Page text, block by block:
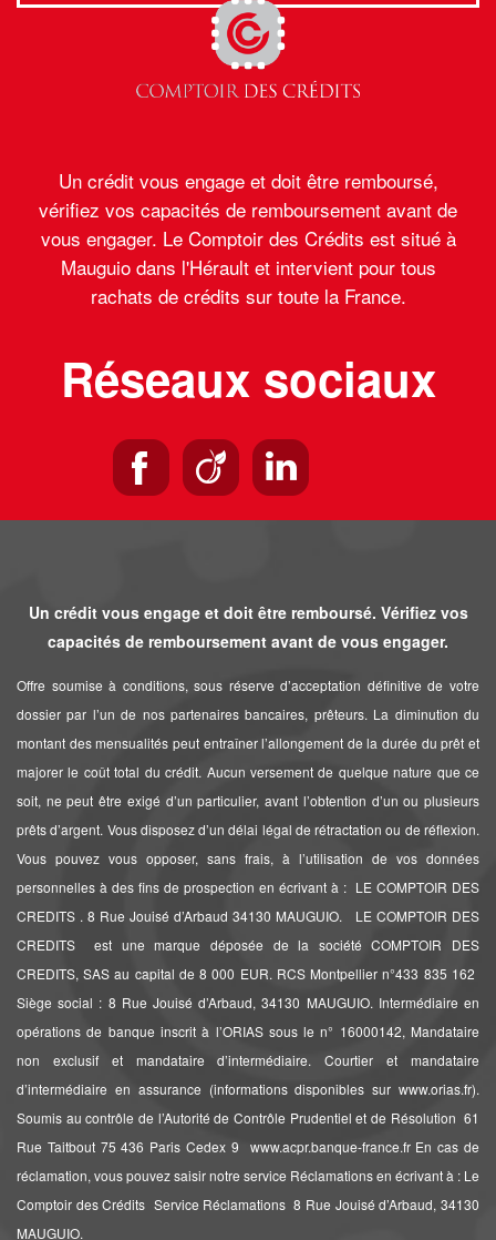
Un crédit vous engage et doit être remboursé,
vérifiez vos capacités de remboursement avant de
vous engager. Le Comptoir des Crédits est situé à
Mauguio dans l'Hérault et intervient pour tous
rachats de crédits sur toute la France.
Réseaux sociaux
Un crédit vous engage et doit être remboursé. Vérifiez vos
capacités de remboursement avant de vous engager.
Offre soumise à conditions, sous réserve d’acceptation définitive de votre
dossier par l’un de nos partenaires bancaires, prêteurs. La diminution du
montant des mensualités peut entraîner l’allongement de la durée du prêt et
majorer le coût total du crédit. Aucun versement de quelque nature que ce
soit, ne peut être exigé d’un particulier, avant l’obtention d’un ou plusieurs
prêts d’argent. Vous disposez d’un délai légal de rétractation ou de réflexion.
Vous pouvez vous opposer, sans frais, à l’utilisation de vos données
personnelles à des fins de prospection en écrivant à : LE COMPTOIR DES
CREDITS . 8 Rue Jouisé d’Arbaud 34130 MAUGUIO. LE COMPTOIR DES
CREDITS est une marque déposée de la société COMPTOIR DES
CREDITS, SAS au capital de 8 000 EUR. RCS Montpellier n°433 835 162 
Siège social : 8 Rue Jouisé d’Arbaud, 34130 MAUGUIO. Intermédiaire en
opérations de banque inscrit à l’ORIAS sous le n° 16000142, Mandataire
non exclusif et mandataire d’intermédiaire. Courtier et mandataire
d’intermédiaire en assurance (informations disponibles sur www.orias.fr).
Soumis au contrôle de l’Autorité de Contrôle Prudentiel et de Résolution  61
Rue Taitbout 75 436 Paris Cedex 9  www.acpr.banque-france.fr En cas de
réclamation, vous pouvez saisir notre service Réclamations en écrivant à : Le
Comptoir des Crédits  Service Réclamations  8 Rue Jouisé d’Arbaud, 34130
MAUGUIO.